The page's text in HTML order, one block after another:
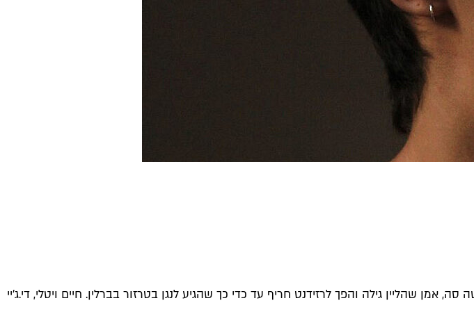
שהליין גילה והפך לרזידנט חריף עד כדי כך שהגיע לנגן בטרזור בברלין. חיים ויטלי, די.ג'יי